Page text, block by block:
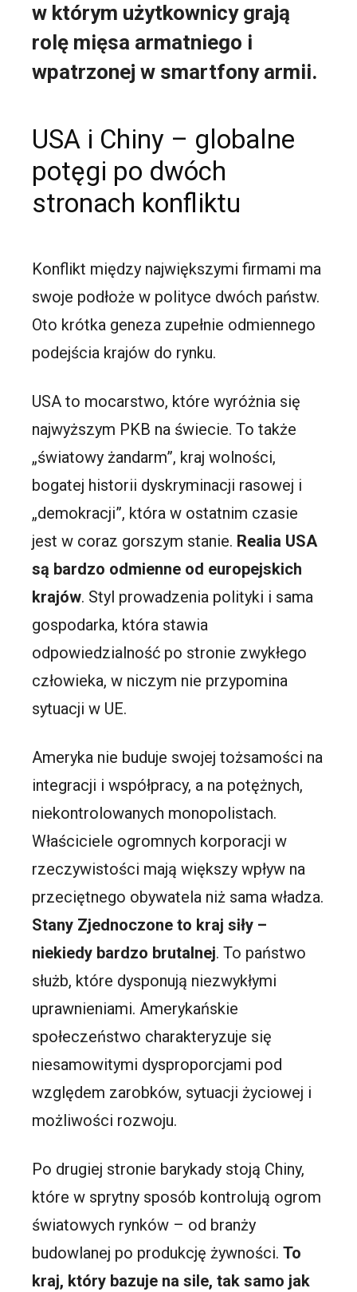
w którym użytkownicy grają
rolę mięsa armatniego i
wpatrzonej w smartfony armii.
USA i Chiny – globalne
potęgi po dwóch
stronach konfliktu
Konflikt między największymi firmami ma
swoje podłoże w polityce dwóch państw.
Oto krótka geneza zupełnie odmiennego
podejścia krajów do rynku.
USA to mocarstwo, które wyróżnia się
najwyższym PKB na świecie. To także
„światowy żandarm”, kraj wolności,
bogatej historii dyskryminacji rasowej i
„demokracji”, która w ostatnim czasie
jest w coraz gorszym stanie. Realia USA
są bardzo odmienne od europejskich
krajów. Styl prowadzenia polityki i sama
gospodarka, która stawia
odpowiedzialność po stronie zwykłego
człowieka, w niczym nie przypomina
sytuacji w UE.
Ameryka nie buduje swojej tożsamości na
integracji i współpracy, a na potężnych,
niekontrolowanych monopolistach.
Właściciele ogromnych korporacji w
rzeczywistości mają większy wpływ na
przeciętnego obywatela niż sama władza.
Stany Zjednoczone to kraj siły –
niekiedy bardzo brutalnej. To państwo
służb, które dysponują niezwykłymi
uprawnieniami. Amerykańskie
społeczeństwo charakteryzuje się
niesamowitymi dysproporcjami pod
względem zarobków, sytuacji życiowej i
możliwości rozwoju.
Po drugiej stronie barykady stoją Chiny,
które w sprytny sposób kontrolują ogrom
światowych rynków – od branży
budowlanej po produkcję żywności.To
kraj, który bazuje na sile, tak samo jak